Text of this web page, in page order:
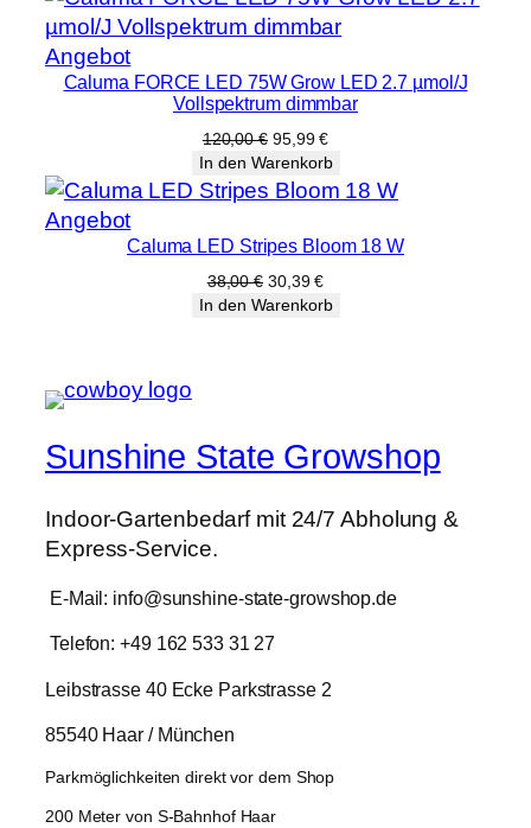
449,00 €359,19 €.
AngebotProdukt
im
Angebot
Caluma FORCE LED 75W Grow LED 2.7 µmol/J
Vollspektrum dimmbar
120,00€ Ursprünglicher
Preis
war:
120,00 €
95,99€Aktueller
Preis
ist:
95,99 €.
In den Warenkorb
AngebotProdukt
im
Angebot
Caluma LED Stripes Bloom 18 W
38,00€ Ursprünglicher
Preis
30,39€Aktueller
Preis
In den Warenkorb
Sunshine State Growshop
Indoor-Gartenbedarf mit 24/7 Abholung &
Express-Service.
E-Mail: info@sunshine-state-growshop.de
Telefon: +49 162 533 31 27
Leibstrasse 40 Ecke Parkstrasse 2
85540 Haar / München
Parkmöglichkeiten direkt vor dem Shop
200 Meter von S-Bahnhof Haar